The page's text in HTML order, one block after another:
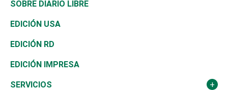
Reportajes
África
Ocenanía
Caribe
Resto del mundo
Vivienda
Telecom.
Global y variable
Economía personal
Buena Vida
Sociales
Novedades
Podcast Arte Libre
Golf
Ciclismo
Tenis
Olimpismo
Más deportes
De buena tinta
En Directo
El Espía
Noticiero Poteleche
Columnistas
Clima
Tecnología
Historia
Martes de tecnología
Cambio climático
Mundo
Economía
Revista
Deportes
Opinión
SOBRE DIARIO LIBRE
EDICIÓN USA
EDICIÓN RD
EDICIÓN IMPRESA
SERVICIOS